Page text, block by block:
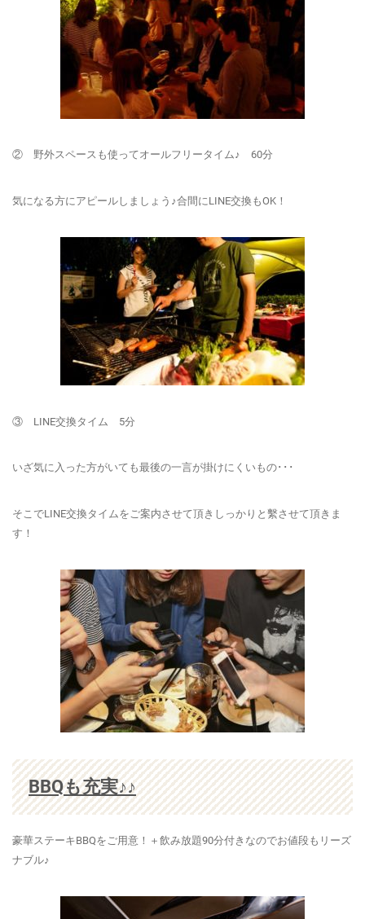
② 野外スペースも使ってオールフリータイム♪ 60分
気になる方にアピールしましょう♪合間にLINE交換もOK！
③ LINE交換タイム 5分
いざ気に入った方がいても最後の一言が掛けにくいもの･･･
そこでLINE交換タイムをご案内させて頂きしっかりと 繫させて頂きま
す！
BBQも充実♪♪
豪華ステーキBBQをご用意！＋飲み放題90分付きなのでお値段もリーズ
ナブル♪